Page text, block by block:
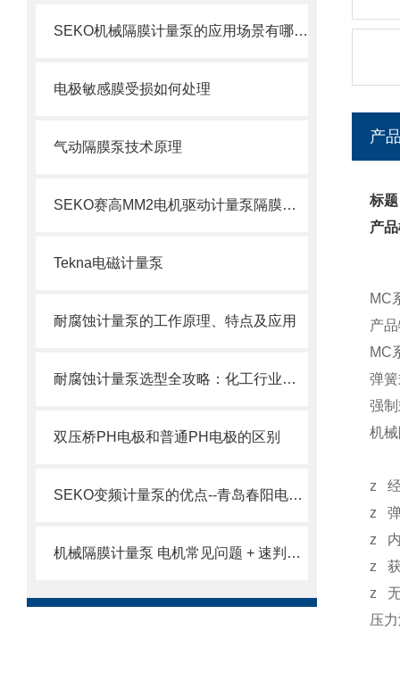
SEKO机械隔膜计量泵的应用场景有哪些？
电极敏感膜受损如何处理
气动隔膜泵技术原理
SEKO赛高MM2电机驱动计量泵隔膜更换步骤
Tekna电磁计量泵
耐腐蚀计量泵的工作原理、特点及应用
耐腐蚀计量泵选型全攻略：化工行业精准加药如何选对设备
双压桥PH电极和普通PH电极的区别
SEKO变频计量泵的优点--青岛春阳电子有限公司
机械隔膜计量泵 电机常见问题 + 速判速修
产
标
产
MC
产
MC
弹
强
机
z
z
z
z
z
压